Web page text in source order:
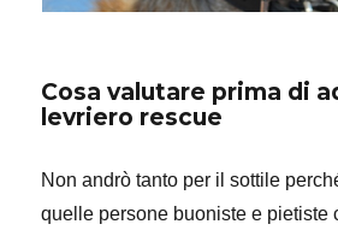
Cosa valutare prima di
levriero rescue
Non andrò tanto per il sottile
quelle persone buoniste e pietiste